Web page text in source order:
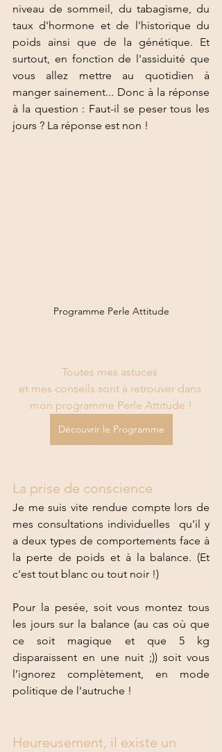
niveau de sommeil, du tabagisme, du
taux d'hormone et de l'historique du
poids ainsi que de la génétique. Et
surtout, en fonction de l'assiduité que
vous allez mettre au quotidien à
manger sainement... Donc à la réponse
à la question : Faut-il se peser tous les
jours ? La réponse est non !
Programme Perle Attitude
Toutes mes astuces
et mes conseils sont à retrouver dans
mon programme Perle Attitude !
Découvrir le Programme
La prise de conscience
Je me suis vite rendue compte lors de
mes consultations individuelles  qu'il y
a deux types de comportements face à
la perte de poids et à la balance. (Et
c'est tout blanc ou tout noir !)
Pour la pesée, soit vous montez tous
les jours sur la balance (au cas où que
ce soit magique et que 5 kg
disparaissent en une nuit ;)) soit vous
l’ignorez complètement, en mode
politique de l'autruche !
Heureusement, il existe un